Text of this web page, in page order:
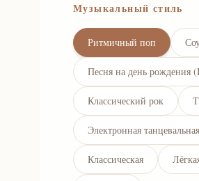
Музыкальный стиль
Ритмичный поп
Песня на день рождения
Классический рок
Электронная танцевальная
Классическая